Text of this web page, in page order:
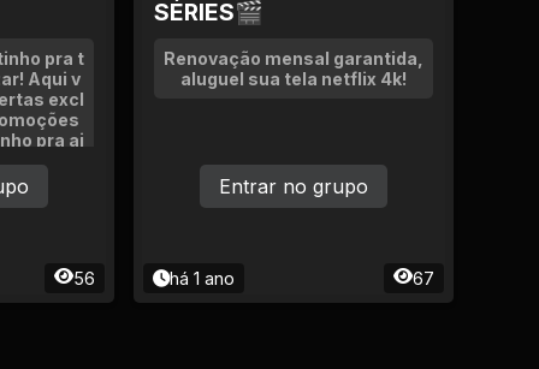
pra t
Aqui v
excl
pra aj
todo
à vonta
as novid
silen
56
SÉRIES🎬
Renovação mensal garantida,
aluguel sua tela netflix 4k!
há 1 ano 67
Entrar no grupo